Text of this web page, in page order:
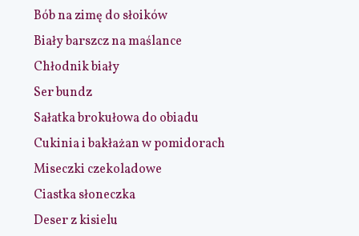
Bób na zimę do słoików
Biały barszcz na maślance
Chłodnik biały
Ser bundz
Sałatka brokułowa do obiadu
Cukinia i bakłażan w pomidorach
Miseczki czekoladowe
Ciastka słoneczka
Deser z kisielu